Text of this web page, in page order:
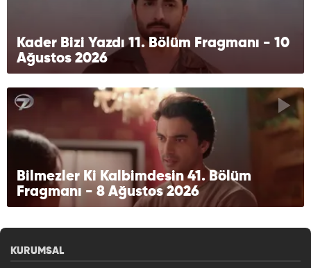
Kader Bizi Yazdı 11. Bölüm Fragmanı - 10
Ağustos 2026
Bilmezler Ki Kalbimdesin 41. Bölüm
Fragmanı - 8 Ağustos 2026
KURUMSAL